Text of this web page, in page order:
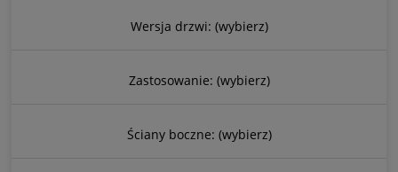
Wersja drzwi: (wybierz)
Zastosowanie: (wybierz)
Ściany boczne: (wybierz)